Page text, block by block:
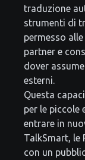
traduzione
strumenti di
permesso
partner e
dover
esterni.
Questa
per le piccole
entrare in
TalkSmart, le
con un